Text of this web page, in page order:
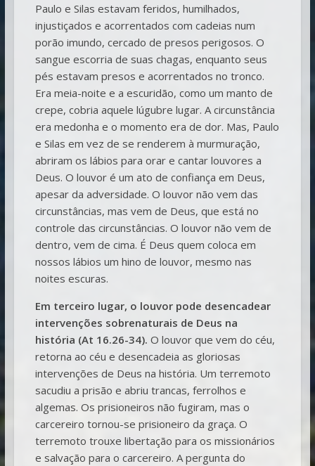
Paulo e Silas estavam feridos, humilhados,
injustiçados e acorrentados com cadeias num
porão imundo, cercado de presos perigosos. O
sangue escorria de suas chagas, enquanto seus
pés estavam presos e acorrentados no tronco.
Era meia-noite e a escuridão, como um manto de
crepe, cobria aquele lúgubre lugar. A circunstância
era medonha e o momento era de dor. Mas, Paulo
e Silas em vez de se renderem à murmuração,
abriram os lábios para orar e cantar louvores a
Deus. O louvor é um ato de confiança em Deus,
apesar da adversidade. O louvor não vem das
circunstâncias, mas vem de Deus, que está no
controle das circunstâncias. O louvor não vem de
dentro, vem de cima. É Deus quem coloca em
nossos lábios um hino de louvor, mesmo nas
noites escuras.
Em terceiro lugar, o louvor pode desencadear
intervenções sobrenaturais de Deus na
história (At 16.26-34). O louvor que vem do céu,
retorna ao céu e desencadeia as gloriosas
intervenções de Deus na história. Um terremoto
sacudiu a prisão e abriu trancas, ferrolhos e
algemas. Os prisioneiros não fugiram, mas o
carcereiro tornou-se prisioneiro da graça. O
terremoto trouxe libertação para os missionários
e salvação para o carcereiro. A pergunta do